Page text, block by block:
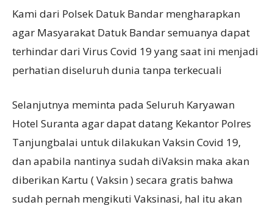
Kami dari Polsek Datuk Bandar mengharapkan
agar Masyarakat Datuk Bandar semuanya dapat
terhindar dari Virus Covid 19 yang saat ini menjadi
perhatian diseluruh dunia tanpa terkecuali
Selanjutnya meminta pada Seluruh Karyawan
Hotel Suranta agar dapat datang Kekantor Polres
Tanjungbalai untuk dilakukan Vaksin Covid 19,
dan apabila nantinya sudah diVaksin maka akan
diberikan Kartu ( Vaksin ) secara gratis bahwa
sudah pernah mengikuti Vaksinasi, hal itu akan